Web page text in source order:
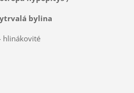
bylina
hlinákovité